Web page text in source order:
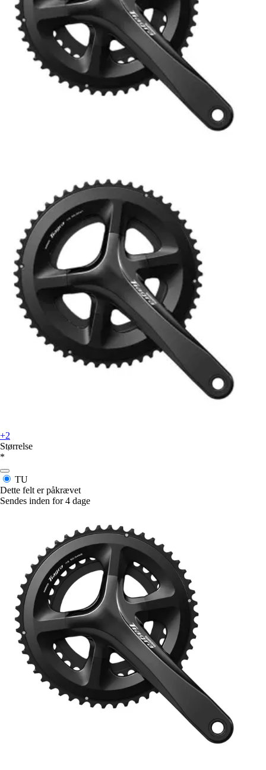
+2
Størrelse
*
TU
Dette felt er påkrævet
Sendes inden for 4 dage